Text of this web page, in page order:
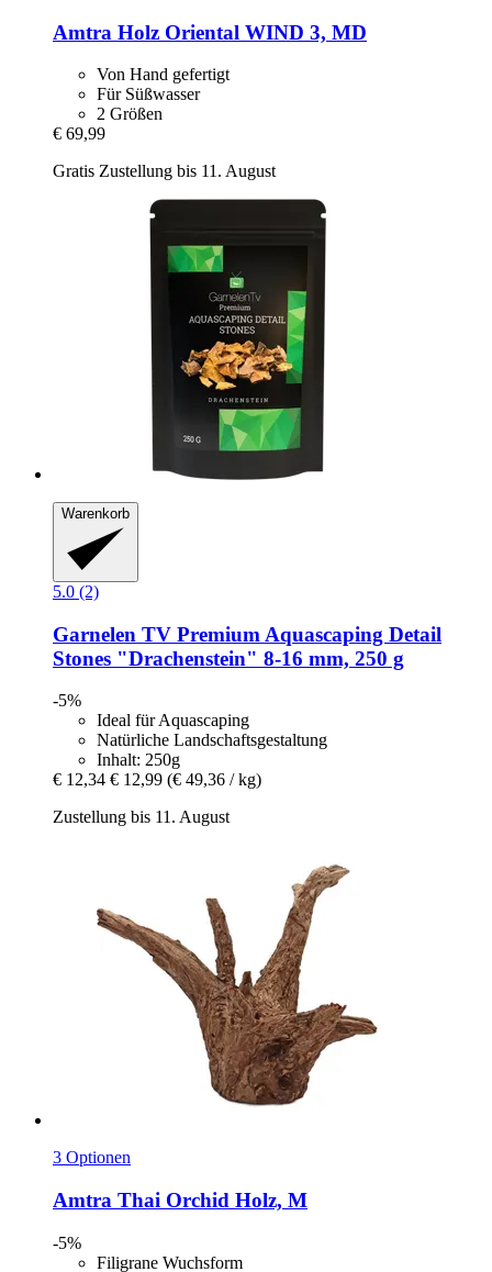
Amtra Holz Oriental WIND 3, MD
Von Hand gefertigt
Für Süßwasser
2 Größen
€ 69,99
Gratis Zustellung bis 11. August
Warenkorb
5.0 (2)
Garnelen TV Premium Aquascaping Detail
Stones "Drachenstein" 8-​16 mm, 250 g
-5%
Ideal für Aquascaping
Natürliche Landschaftsgestaltung
Inhalt: 250g
€ 12,34 € 12,99 (€ 49,36 / kg)
Zustellung bis 11. August
3 Optionen
Amtra Thai Orchid Holz, M
-5%
Filigrane Wuchsform